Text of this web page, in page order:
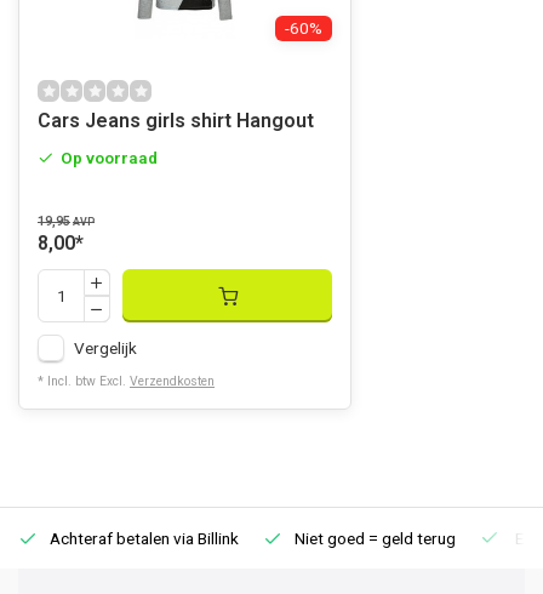
-60%
Cars Jeans girls shirt Hangout
Op voorraad
19,95 AVP
8,00*
Vergelijk
* Incl. btw Excl. Verzendkosten
Achteraf betalen via Billink Niet goed = geld terug